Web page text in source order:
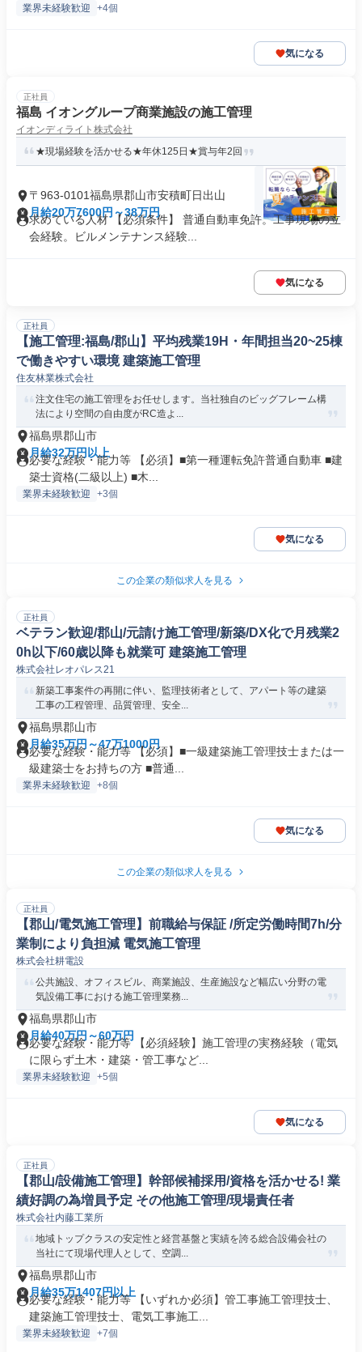
業界未経験歓迎 +4個
気になる
正社員
福島 イオングループ商業施設の施工管理
イオンディライト株式会社
★現場経験を活かせる★年休125日★賞与年2回
〒963-0101福島県郡山市安積町日出山
月給20万7600円～38万円
求めている人材 【必須条件】 普通自動車免許。工事現場の立
会経験。ビルメンテナンス経験...
気になる
正社員
【施工管理:福島/郡山】平均残業19H・年間担当20~25棟
で働きやすい環境 建築施工管理
住友林業株式会社
注文住宅の施工管理をお任せします。当社独自のビッグフレーム構
法により空間の自由度がRC造よ...
福島県郡山市
月給32万円以上
必要な経験・能力等 【必須】■第一種運転免許普通自動車 ■建
築士資格(二級以上) ■木...
業界未経験歓迎 +3個
気になる
この企業の類似求人を見る
正社員
ベテラン歓迎/郡山/元請け施工管理/新築/DX化で月残業2
0h以下/60歳以降も就業可 建築施工管理
株式会社レオパレス21
新築工事案件の再開に伴い、監理技術者として、アパート等の建築
工事の工程管理、品質管理、安全...
福島県郡山市
月給35万円～47万1000円
必要な経験・能力等 【必須】■一級建築施工管理技士または一
級建築士をお持ちの方 ■普通...
業界未経験歓迎 +8個
気になる
この企業の類似求人を見る
正社員
【郡山/電気施工管理】前職給与保証 /所定労働時間7h/分
業制により負担減 電気施工管理
株式会社耕電設
公共施設、オフィスビル、商業施設、生産施設など幅広い分野の電
気設備工事における施工管理業務...
福島県郡山市
月給40万円～60万円
必要な経験・能力等 【必須経験】施工管理の実務経験（電気
に限らず土木・建築・管工事など...
業界未経験歓迎 +5個
気になる
正社員
【郡山/設備施工管理】幹部候補採用/資格を活かせる! 業
績好調の為増員予定 その他施工管理/現場責任者
株式会社内藤工業所
地域トップクラスの安定性と経営基盤と実績を誇る総合設備会社の
当社にて現場代理人として、空調...
福島県郡山市
月給35万1407円以上
必要な経験・能力等 【いずれか必須】管工事施工管理技士、
建築施工管理技士、電気工事施工...
業界未経験歓迎 +7個